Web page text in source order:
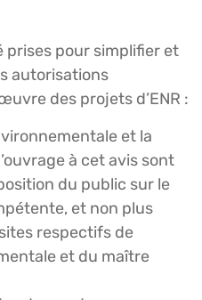
prises pour simplifier et
autorisations
des projets d’ENR :
et la
à cet avis sont
du public sur le
et non plus
respectifs de
et du maître